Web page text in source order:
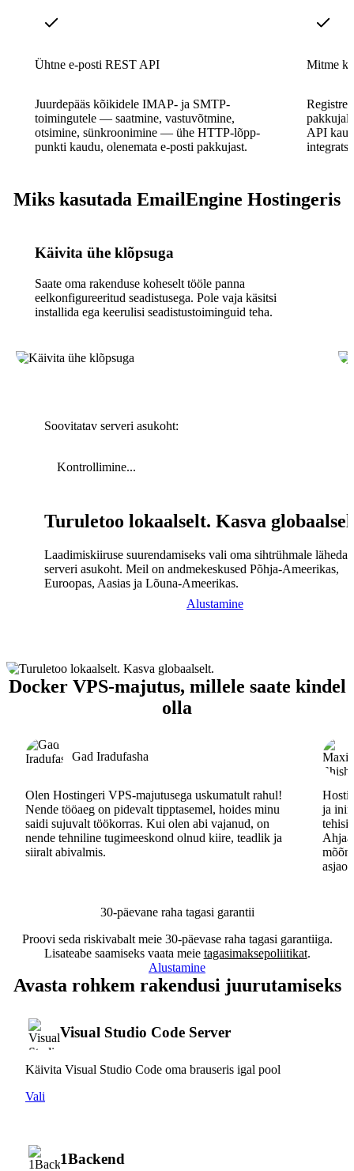
Ühtne e-posti REST API
Juurdepääs kõikidele IMAP- ja SMTP-
toimingutele — saatmine, vastuvõtmine,
otsimine, sünkroonimine — ühe HTTP-lõpp-
punkti kaudu, olenemata e-posti pakkujast.
Mitme
pakkujalt
API
Miks kasutada EmailEngine Hostingeris
Käivita ühe klõpsuga
Saate oma rakenduse koheselt tööle panna
eelkonfigureeritud seadistusega. Pole vaja käsitsi
installida ega keerulisi seadistustoiminguid teha.
Soovitatav serveri asukoht:
Kontrollimine...
Turuletoo lokaalselt. Kasva
Laadimiskiiruse suurendamiseks vali oma sihtrühmale lähedal
serveri asukoht. Meil on andmekeskused Põhja-Ameerikas,
Euroopas, Aasias ja Lõuna-Ameerikas.
Alustamine
Docker VPS-majutus, millele saate kindel
olla
Gad Iradufasha
Olen Hostingeri VPS-majutusega uskumatult rahul!
Nende tööaeg on pidevalt tipptasemel, hoides minu
saidi sujuvalt töökorras. Kui olen abi vajanud, on
nende tehniline tugimeeskond olnud kiire, teadlik ja
siiralt abivalmis.
ja
30-päevane raha tagasi garantii
Proovi seda riskivabalt meie 30-päevase raha tagasi garantiiga.
Lisateabe saamiseks vaata meie tagasimaksepoliitikat.
Alustamine
Avasta rohkem rakendusi juurutamiseks
Visual Studio Code Server
Käivita Visual Studio Code oma brauseris igal pool
Vali
1Backend